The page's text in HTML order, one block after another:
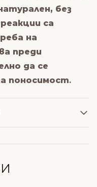
без
са
на
преди
да се
поносимост.